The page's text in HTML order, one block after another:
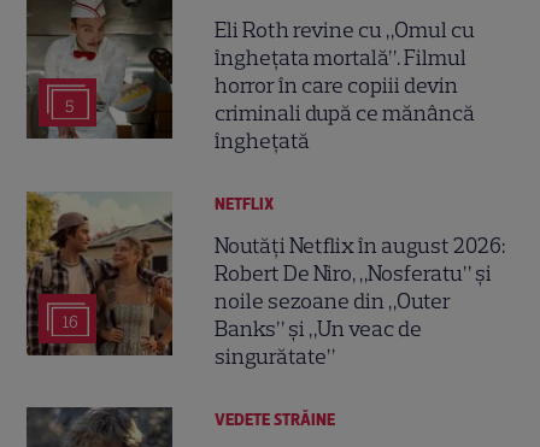
5
Eli Roth revine cu „Omul cu
înghețata mortală”. Filmul
horror în care copiii devin
criminali după ce mănâncă
înghețată
16
NETFLIX
Noutăți Netflix în august 2026:
Robert De Niro, „Nosferatu” și
noile sezoane din „Outer
Banks” și „Un veac de
singurătate”
VEDETE STRĂINE